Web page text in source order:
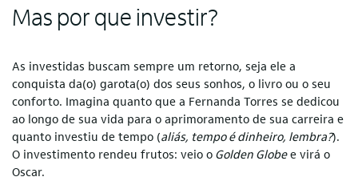
Mas por que investir?
As investidas buscam sempre um retorno, seja ele a
conquista da(o) garota(o) dos seus sonhos, o livro ou o seu
conforto. Imagina quanto que a Fernanda Torres se dedicou
ao longo de sua vida para o aprimoramento de sua carreira e
quanto investiu de tempo (aliás, tempo é dinheiro, lembra?).
O investimento rendeu frutos: veio o Golden Globee virá o
Oscar.